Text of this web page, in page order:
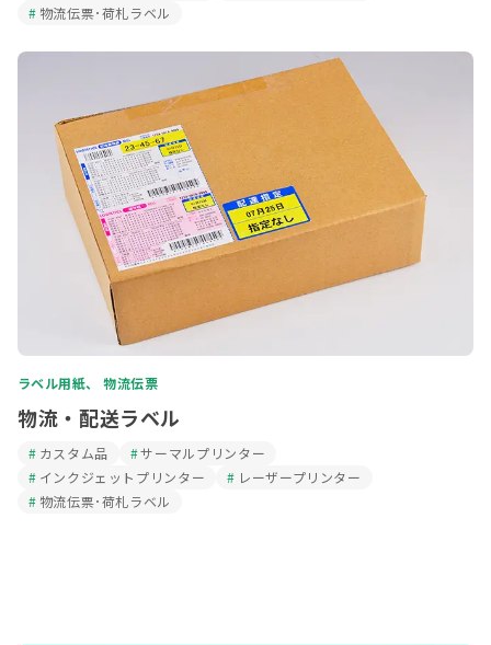
物流伝票･荷札ラベル
ラベル用紙、 物流伝票
物流・配送ラベル
カスタム品
サーマルプリンター
インクジェットプリンター
レーザープリンター
物流伝票･荷札ラベル